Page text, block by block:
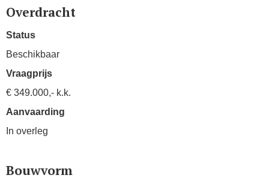
Overdracht
Status
Beschikbaar
Vraagprijs
€ 349.000,- k.k.
Aanvaarding
In overleg
Bouwvorm